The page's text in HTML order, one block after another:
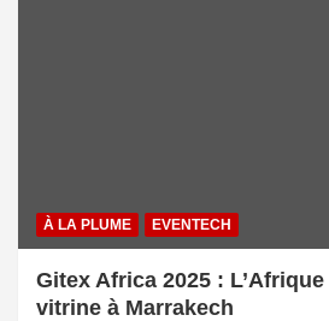
À LA PLUME EVENTECH
Gitex Africa 2025 :
vitrine à Marrakech